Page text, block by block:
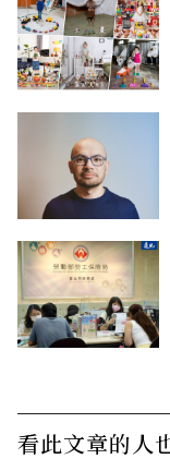
看此文章的人